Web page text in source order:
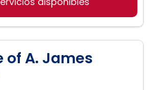
of A. James